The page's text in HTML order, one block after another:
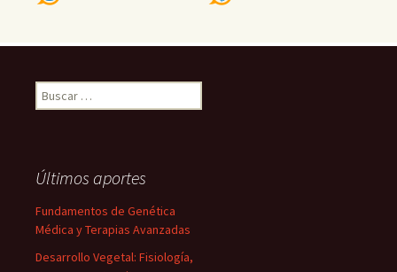
Buscar:
Últimos aportes
Fundamentos de Genética
Médica y Terapias Avanzadas
Desarrollo Vegetal: Fisiología,